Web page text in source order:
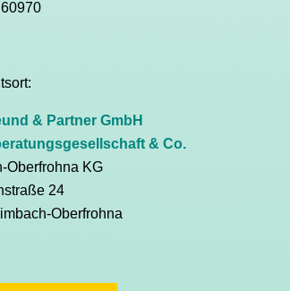
& Partner GmbH
& Co.
Oberfrohna KG
24
Oberfrohna